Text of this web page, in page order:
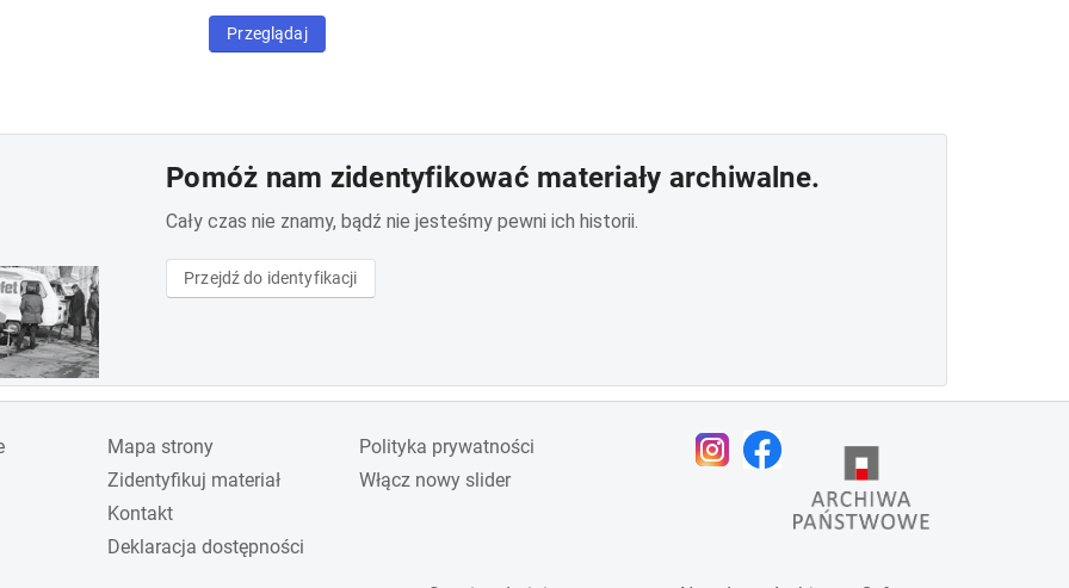
Przeglądaj
Pomóż nam zidentyfikować materiały archiwalne.
Cały czas nie znamy, bądź nie jesteśmy pewni ich historii.
Przejdź do identyfikacji
Mapa strony
Zidentyfikuj materiał
Kontakt
Deklaracja dostępności
Polityka prywatności
Włącz nowy slider